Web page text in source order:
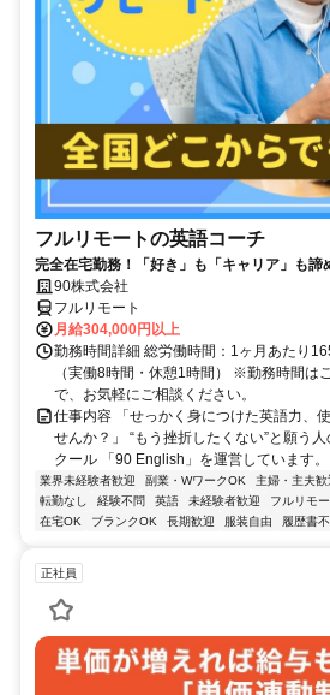
フルリモートの英語コーチ
完全在宅勤務！「好き」も「キャリア」も諦
90株式会社
フルリモート
月給304,000円以上
勤務時間詳細 総労働時間：1ヶ月あたり
（実働8時間・休憩1時間） ※勤務時間は
で、お気軽にご相談ください。
仕事内容 「せっかく身につけた英語力、
せんか？」 “もう挫折したくない”と願う
クール 「90 English」を運営しています
業界未経験者歓迎 副業・WワークOK 主婦・主夫歓
転勤なし
経験不問 英語 未経験者歓迎 フルリモー
在宅OK
ブランクOK 長期歓迎 服装自由 履歴書
正社員